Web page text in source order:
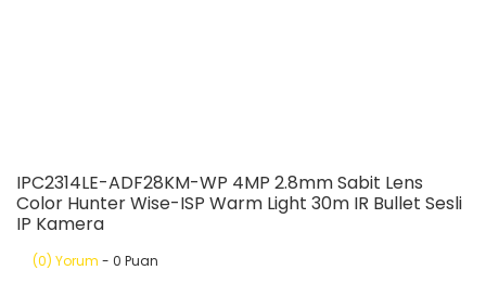
IPC2314LE-ADF28KM-WP 4MP 2.8mm Sabit Lens
Color Hunter Wise-ISP Warm Light 30m IR Bullet Sesli
IP Kamera
(0) Yorum - 0 Puan